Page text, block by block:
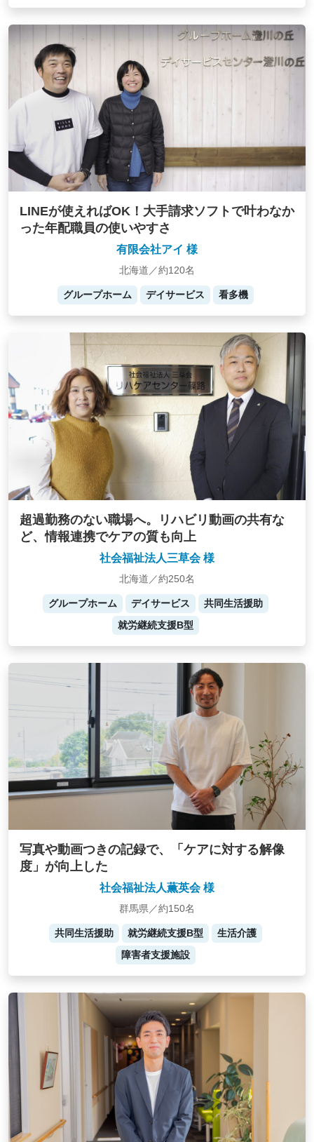
LINEが使えればOK！大手請求ソフトで叶わなか
った年配職員の使いやすさ
有限会社アイ 様
北海道／約120名
グループホーム デイサービス 看多機
超過勤務のない職場へ。リハビリ動画の共有な
ど、情報連携でケアの質も向上
社会福祉法人三草会 様
北海道／約250名
グループホーム デイサービス
共同生活援助
就労継続支援B型
写真や動画つきの記録で、「ケアに対する解像
度」が向上した
社会福祉法人薫英会 様
群馬県／約150名
共同生活援助 就労継続支援B型
生活介護
障害者支援施設